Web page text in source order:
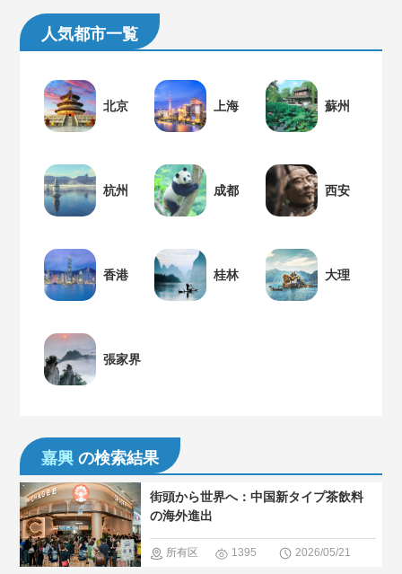
人気都市一覧
北京 上海 蘇州
杭州 成都 西安
香港 桂林 大理
張家界
嘉興 の検索結果
街頭から世界へ：中国新タイプ茶飲料
の海外進出
所有区 1395 2026/05/21